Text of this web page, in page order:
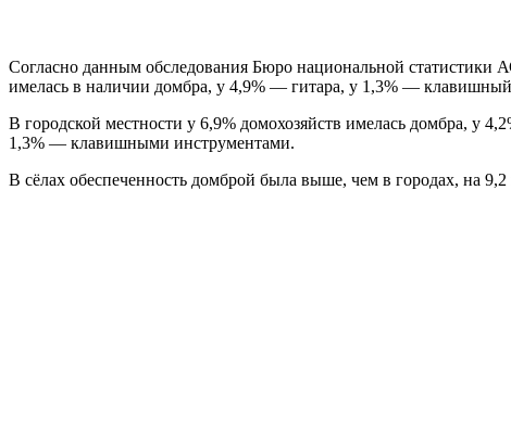
Согласно данным обследования Бюро национальной статистики
имелась в наличии домбра, у 4,9% — гитара, у 1,3% —
В городской местности у 6,9% домохозяйств имелась домбра,
1,3% — клавишными инструментами.
В сёлах обеспеченность домброй была выше, чем в городах, на